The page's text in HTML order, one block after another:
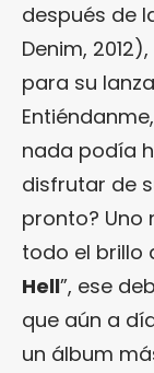
después de
Denim, 2012),
para su
nada podía
disfrutar de
pronto? Uno
todo el brillo
Hell”, ese
que aún a
un álbum